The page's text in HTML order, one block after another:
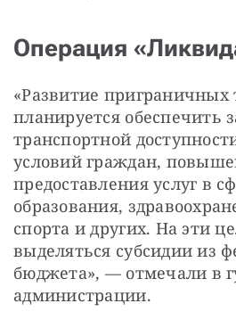
Операция
«Развитие приграничных
планируется обеспечить
транспортной
условий граждан,
предоставления услуг в
образования,
спорта и других. На эти
выделяться субсидии из
бюджета», — отмечали в
администрации.